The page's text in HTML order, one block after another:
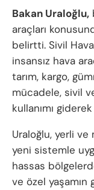
Bakan Uraloğlu,
araçları
belirtti. Sivil
insansız hava
tarım, kargo,
mücadele, sivil
kullanımı giderek
Uraloğlu, yerli
yeni sistemle
hassas
ve özel yaşamın